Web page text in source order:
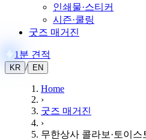
인쇄물·스티커
시즌·쿨링
굿즈 매거진
1분 견적
KR / EN
Home
›
굿즈 매거진
›
무한상사 콜라보·토이